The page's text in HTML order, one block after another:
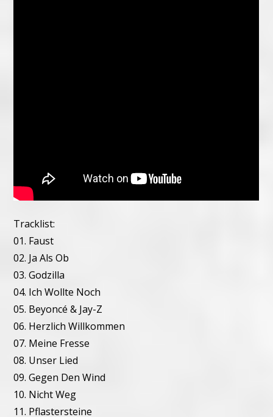
Tracklist:
01. Faust
02. Ja Als Ob
03. Godzilla
04. Ich Wollte Noch
05. Beyoncé & Jay-Z
06. Herzlich Willkommen
07. Meine Fresse
08. Unser Lied
09. Gegen Den Wind
10. Nicht Weg
11. Pflastersteine